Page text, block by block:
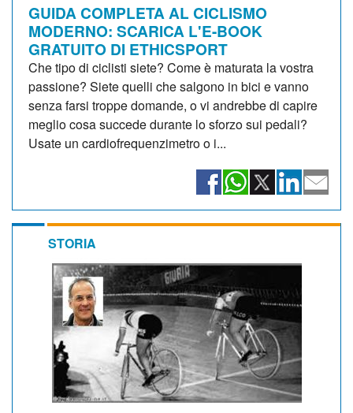
GUIDA COMPLETA AL CICLISMO
MODERNO: SCARICA L'E-BOOK
GRATUITO DI ETHICSPORT
Che tipo di ciclisti siete? Come è maturata la vostra
passione? Siete quelli che salgono in bici e vanno
senza farsi troppe domande, o vi andrebbe di capire
meglio cosa succede durante lo sforzo sui pedali?
Usate un cardiofrequenzimetro o i...
STORIA